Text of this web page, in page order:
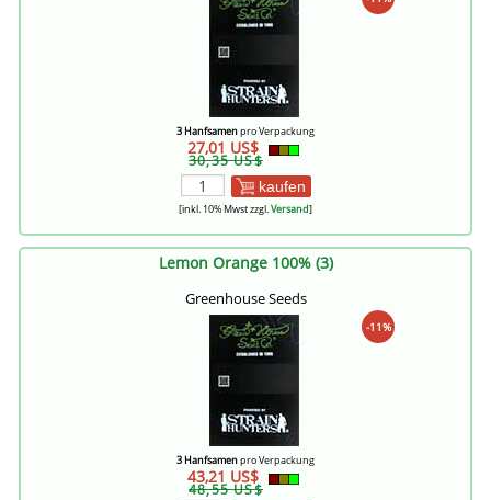
3 Hanfsamenpro Verpackung
27,01 US$
30,35 US$
kaufen
[inkl. 10% Mwst zzgl.Versand]
Lemon Orange 100% (3)
Greenhouse Seeds
-11%
3 Hanfsamenpro Verpackung
43,21 US$
48,55 US$